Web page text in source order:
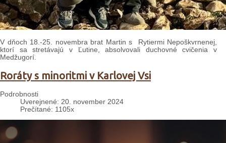
V dňoch 18.-25. novembra brat Martin s Rytiermi Nepoškvrnenej,
ktorí sa stretávajú v Ľutine, absolvovali duchovné cvičenia v
Medžugorí.
Roráty s minoritmi v Karlovej Vsi
Podrobnosti
Uverejnené: 20. november 2024
Prečítané: 1105x